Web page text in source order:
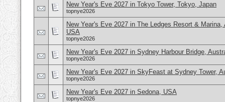
New Year's Eve 2027 in Tokyo Tower, Tokyo, Japan
topnye2026
New Year's Eve 2027 in The Ledges Resort &
USA
topnye2026
New Year's Eve 2027 in Sydney Harbour Bridge,
topnye2026
New Year's Eve 2027 in SkyFeast at Sydney Tower,
topnye2026
New Year's Eve 2027 in Sedona, USA
topnye2026